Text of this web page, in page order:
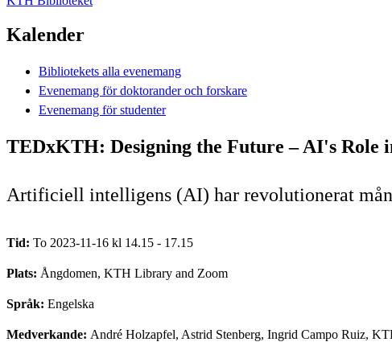
Kalender
Bibliotekets alla evenemang
Evenemang för doktorander och forskare
Evenemang för studenter
TEDxKTH: Designing the Future – AI's
Artificiell intelligens (AI) har revolutionerat
Tid: To 2023-11-16 kl 14.15 - 17.15
Plats: Ångdomen, KTH Library and Zoom
Språk: Engelska
Medverkande: André Holzapfel, Astrid Stenberg, Ingrid Campo Ruiz,